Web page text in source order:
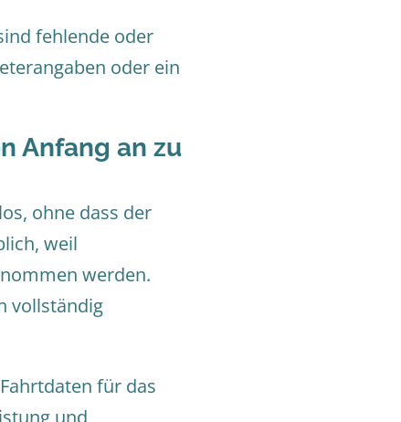
fehlende oder
oder ein
Anfang an zu
ohne dass der
weil
werden.
vollständig
für das
und